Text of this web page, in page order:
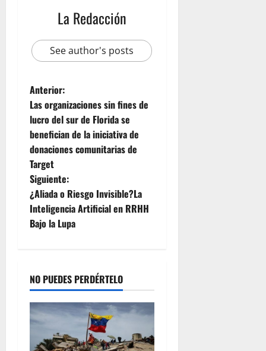
La Redacción
See author's posts
Anterior:
Las organizaciones sin fines de
lucro del sur de Florida se
benefician de la iniciativa de
donaciones comunitarias de
Target
Siguiente:
¿Aliada o Riesgo Invisible?La
Inteligencia Artificial en RRHH
Bajo la Lupa
NO PUEDES PERDÉRTELO